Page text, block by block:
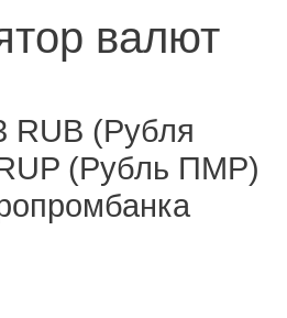
валют
RUB (Рубля
(Рубль ПМР)